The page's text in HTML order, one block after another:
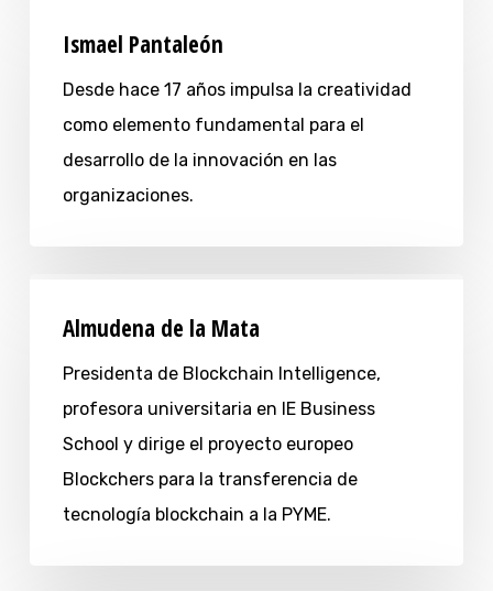
Ismael Pantaleón
Desde hace 17 años impulsa la creatividad
como elemento fundamental para el
desarrollo de la innovación en las
organizaciones.
Almudena de la Mata
Presidenta de Blockchain Intelligence,
profesora universitaria en IE Business
School y dirige el proyecto europeo
Blockchers para la transferencia de
tecnología blockchain a la PYME.